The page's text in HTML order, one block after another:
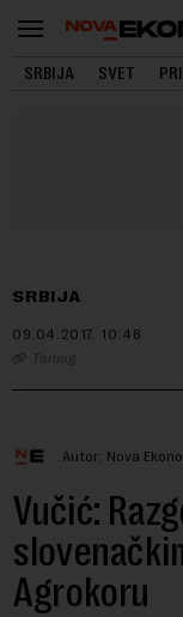
SRBIJA SVET
SRBIJA
09.04.2017. 10:48
Tanjug
Autor: Nova
Vučić:
Agrokoru